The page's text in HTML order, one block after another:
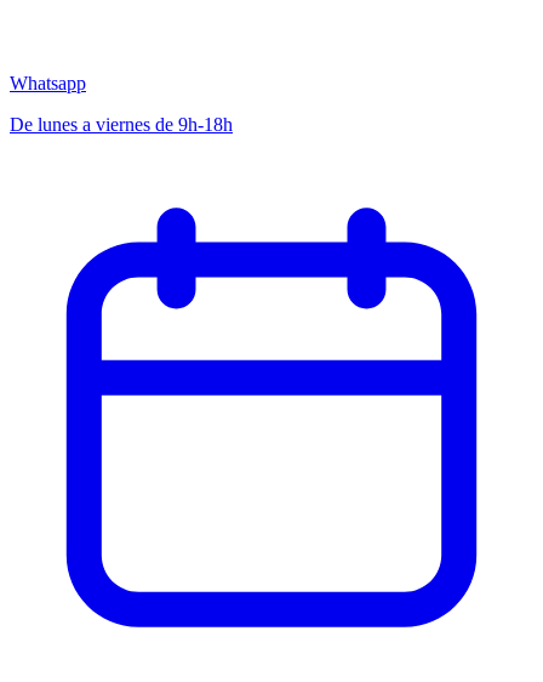
Whatsapp
De lunes a viernes de 9h-18h